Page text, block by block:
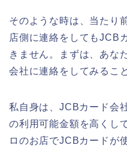
そのような時は、当たり
店側に連絡をしてもJCB
きません。まずは、あな
会社に連絡をしてみるこ
私自身は、JCBカード会
の利用可能金額を高くし
ロのお店でJCBカードが